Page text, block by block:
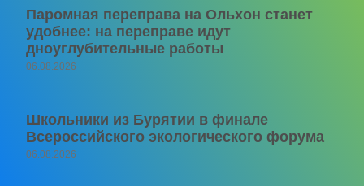
Паромная переправа на Ольхон станет
удобнее: на переправе идут
дноуглубительные работы
06.08.2026
Школьники из Бурятии в финале
Всероссийского экологического форума
06.08.2026